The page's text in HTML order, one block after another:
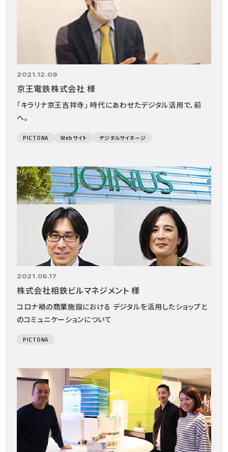
2021.12.09
京王電鉄株式会社 様
「キラリナ京王吉祥寺」 時代にあわせたデジタル活用で、前
へ。
PICTONA Webサイト デジタルサイネージ
2021.05.17
株式会社相鉄ビルマネジメント 様
コロナ禍の商業施設における デジタルを活用したショップと
のコミュニケーションについて
PICTONA